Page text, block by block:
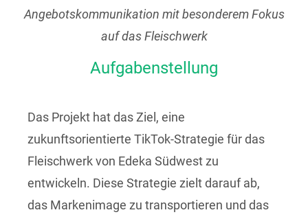
Angebotskommunikation mit besonderem Fokus
auf das Fleischwerk
Aufgabenstellung
Das Projekt hat das Ziel, eine
zukunftsorientierte TikTok-Strategie für das
Fleischwerk von Edeka Südwest zu
entwickeln. Diese Strategie zielt darauf ab,
das Markenimage zu transportieren und das